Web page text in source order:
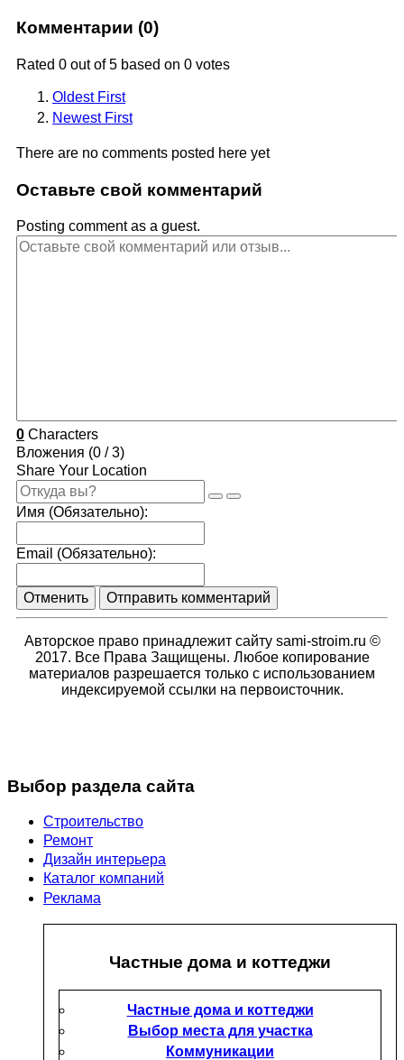
Комментарии (0)
Rated 0 out of 5 based on 0 votes
Oldest First
Newest First
There are no comments posted here yet
Оставьте свой комментарий
Posting comment as a guest.
0 Characters
Вложения (0 / 3)
Share Your Location
Имя (Обязательно):
Email (Обязательно):
Отменить Отправить комментарий
Авторское право принадлежит сайту sami-stroim.ru ©
2017. Все Права Защищены. Любое копирование
материалов разрешается только с использованием
индексируемой ссылки на первоисточник.
Выбор раздела сайта
Строительство
Ремонт
Дизайн интерьера
Каталог компаний
Реклама
Частные дома и коттеджи
Частные дома и коттеджи
Выбор места для участка
Коммуникации